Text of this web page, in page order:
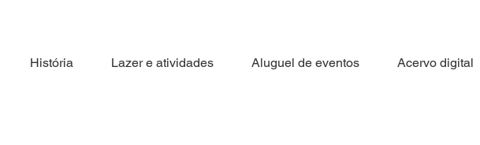
História Lazer e atividades Aluguel de eventos Acervo digital